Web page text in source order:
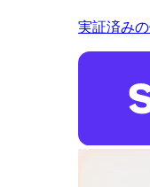
実証済み